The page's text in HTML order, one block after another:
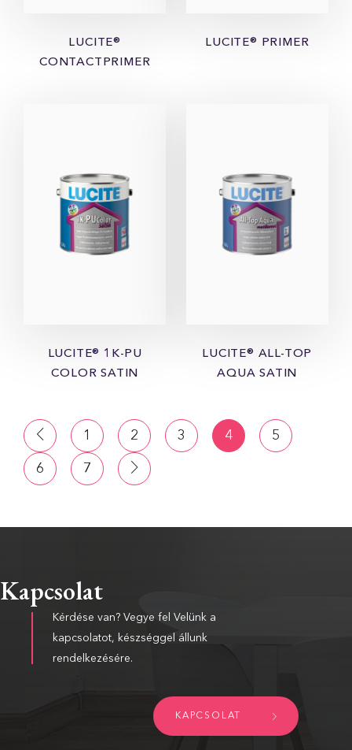
LUCITE®
CONTACTPRIMER
LUCITE® PRIMER
LUCITE® 1K-PU
COLOR SATIN
LUCITE® ALL-TOP
AQUA SATIN
1 2 3 4 5
6 7
Kapcsolat
Kérdése van? Vegye fel Velünk a
kapcsolatot, készséggel állunk
rendelkezésére.
KAPCSOLAT